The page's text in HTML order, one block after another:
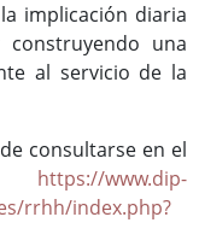
implicación diaria
una
al servicio de la
consultarse en el
https://www.dip-
rrhh/index.php?